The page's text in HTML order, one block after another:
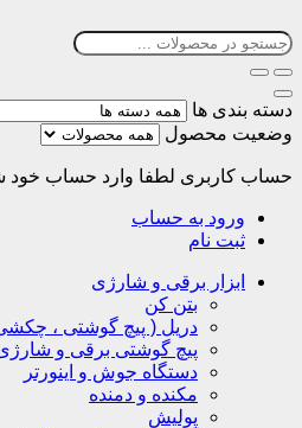
دسته بندی ها
وضعیت محصول
حساب کاربری لطفا وارد حساب خود
ورود به حساب
ثبت نام
ابزار برقی و شارژی
بتن کن
دریل ( پیچ گوشتی ،
پیچ گوشتی برقی و
دستگاه جوش و اینورتر
مکنده و دمنده
پولیش